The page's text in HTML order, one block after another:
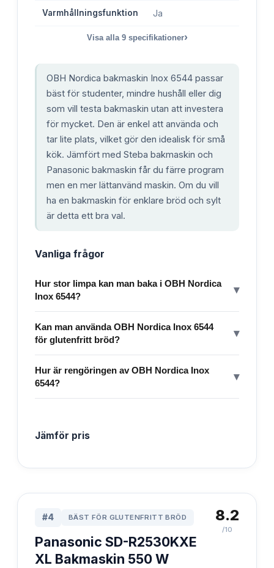
Varmhållningsfunktion Ja
Visa alla 9specifikationer›
OBH Nordica bakmaskin Inox 6544 passar
bäst för studenter, mindre hushåll eller dig
som vill testa bakmaskin utan att investera
för mycket. Den är enkel att använda och
tar lite plats, vilket gör den idealisk för små
kök. Jämfört med Steba bakmaskin och
Panasonic bakmaskin får du färre program
men en mer lättanvänd maskin. Om du vill
ha en bakmaskin för enklare bröd och sylt
är detta ett bra val.
Vanliga frågor
Hur stor limpa kan man baka i OBH Nordica
Inox 6544?
▾
Kan man använda OBH Nordica Inox 6544
för glutenfritt bröd?
▾
Hur är rengöringen av OBH Nordica Inox
6544?
▾
Jämför pris
#4 BÄST FÖR GLUTENFRITT BRÖD
Panasonic SD-R2530KXE
XL Bakmaskin 550 W
8.2
/10